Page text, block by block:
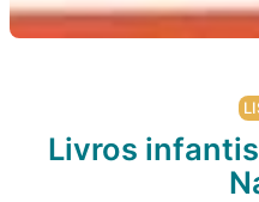
Livros